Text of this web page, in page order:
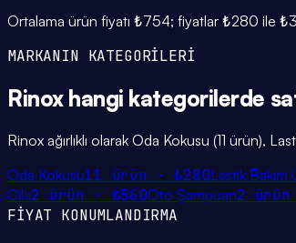
Ortalama ürün fiyatı ₺754; fiyatlar ₺280 ile
MARKANIN KATEGORİLERİ
Rinoxhangi kategorilerde
Rinox ağırlıklı olarak Oda Kokusu (11 ürün),
Oda Kokusu11 ürün ·₺280Lastik Bakım
Cila2 ürün · ₺560Oto Şampuan2 ürün
FİYAT KONUMLANDIRMA